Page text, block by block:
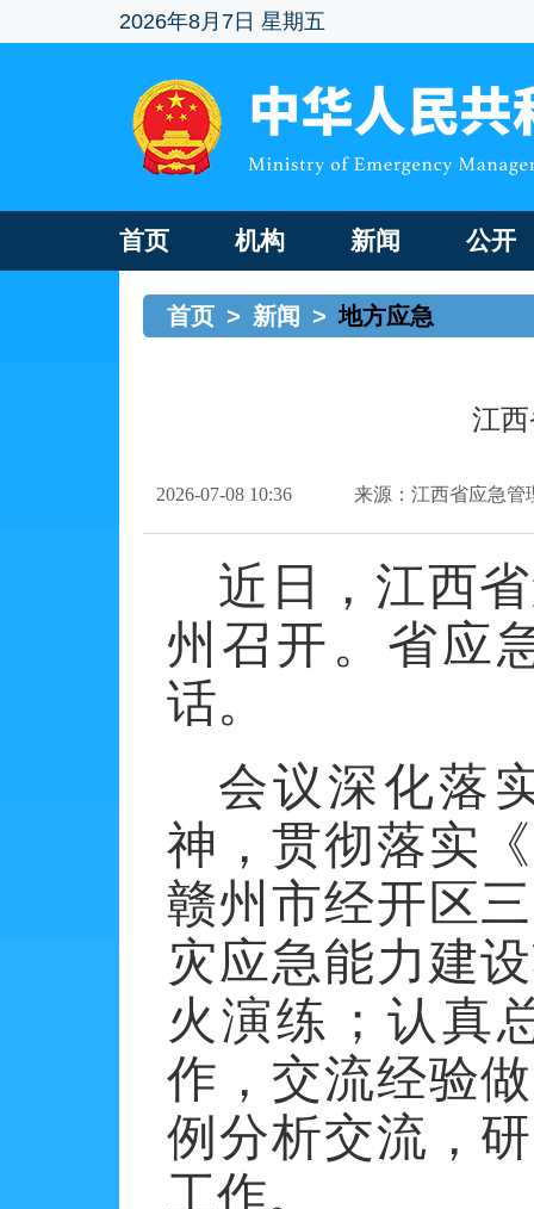
2026年8月7日 星期五
首页 机构 新闻 公开
首页 > 新闻 > 地方应急
江
2026-07-08 10:36 来源：江西省应急管
近日，江西
州召开。省应
话。
会议深化落
神，贯彻落实
赣州市经开区
灾应急能力建
火演练；认真
作，交流经验
例分析交流，
工作。